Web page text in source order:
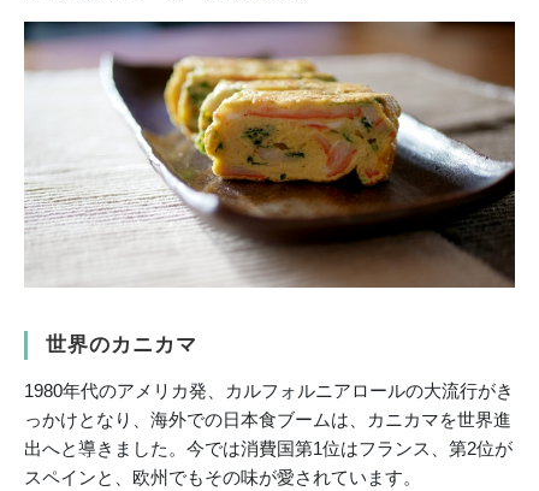
世界のカニカマ
1980年代のアメリカ発、カルフォルニアロールの大流行がき
っかけとなり、海外での日本食ブームは、カニカマを世界進
出へと導きました。今では消費国第1位はフランス、第2位が
スペインと、欧州でもその味が愛されています。